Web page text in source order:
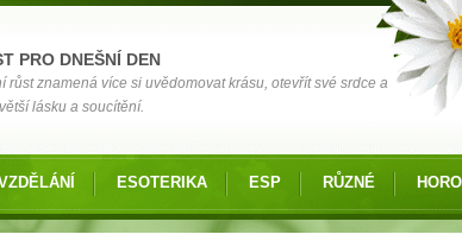
PRO DNEŠNÍ DEN
růst znamená více si uvědomovat krásu, otevřít své srdce a
lásku a soucítění.
ESOTERIKA ESP RŮZNÉ